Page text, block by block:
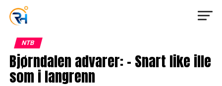
NTB
Bjørndalen advarer: – Snart like ille
som i langrenn